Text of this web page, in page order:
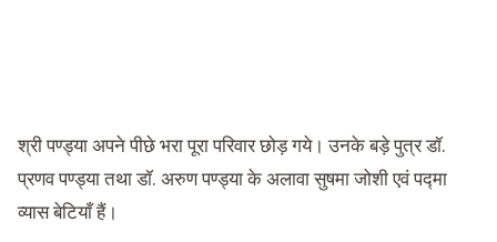
श्री पण्ड्या अपने पीछे भरा पूरा परिवार छोड़ गये। उनके बड़े पुत्र डॉ.
प्रणव पण्ड्या तथा डॉ. अरुण पण्ड्या के अलावा सुषमा जोशी एवं पद्मा
व्यास बेटियाँ हैं।